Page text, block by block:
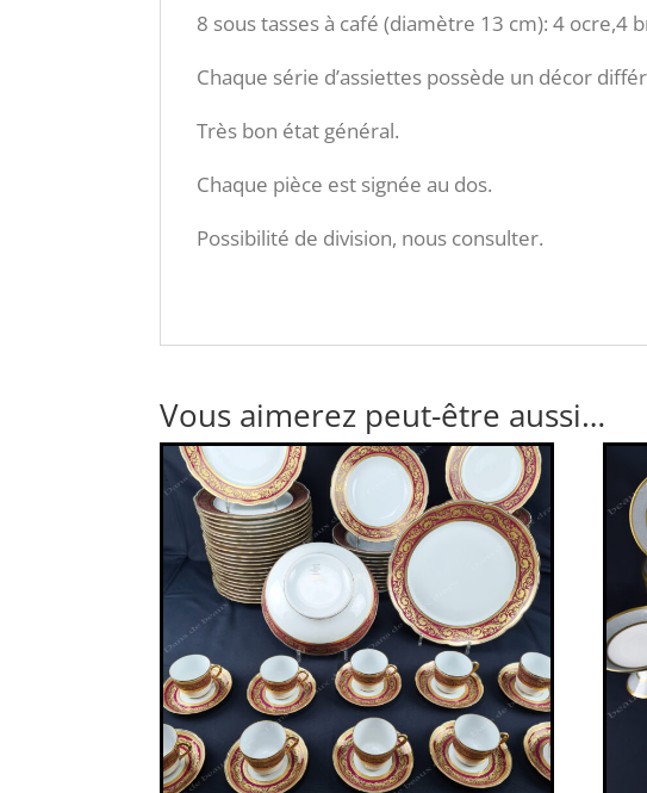
8 sous tasses à café (diamètre 13 cm): 4 ocre,4
Chaque série d’assiettes possède un décor
Très bon état général.
Chaque pièce est signée au dos.
Possibilité de division, nous consulter.
Vous aimerez peut-être aussi…